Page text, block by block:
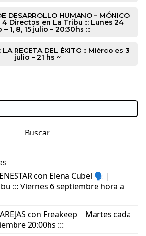
DESARROLLO HUMANO – MÓNICO
| 4 Directos en La Tribu ::: Lunes 24
– 1, 8, 15 julio – 20:30hs :::
RECETA DEL ÉXITO :: Miércoles 3
julio – 21 hs ~
Buscar
con Elena Cubel 🗣️ |
::: Viernes 6 septiembre hora a
con Freakeep | Martes cada
20:00hs :::